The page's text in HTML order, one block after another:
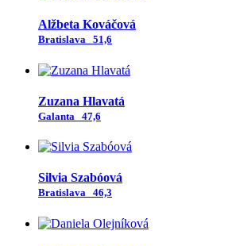
Alžbeta Kováčová
Bratislava 51,6
Zuzana Hlavatá
Galanta 47,6
Silvia Szabóová
Bratislava 46,3